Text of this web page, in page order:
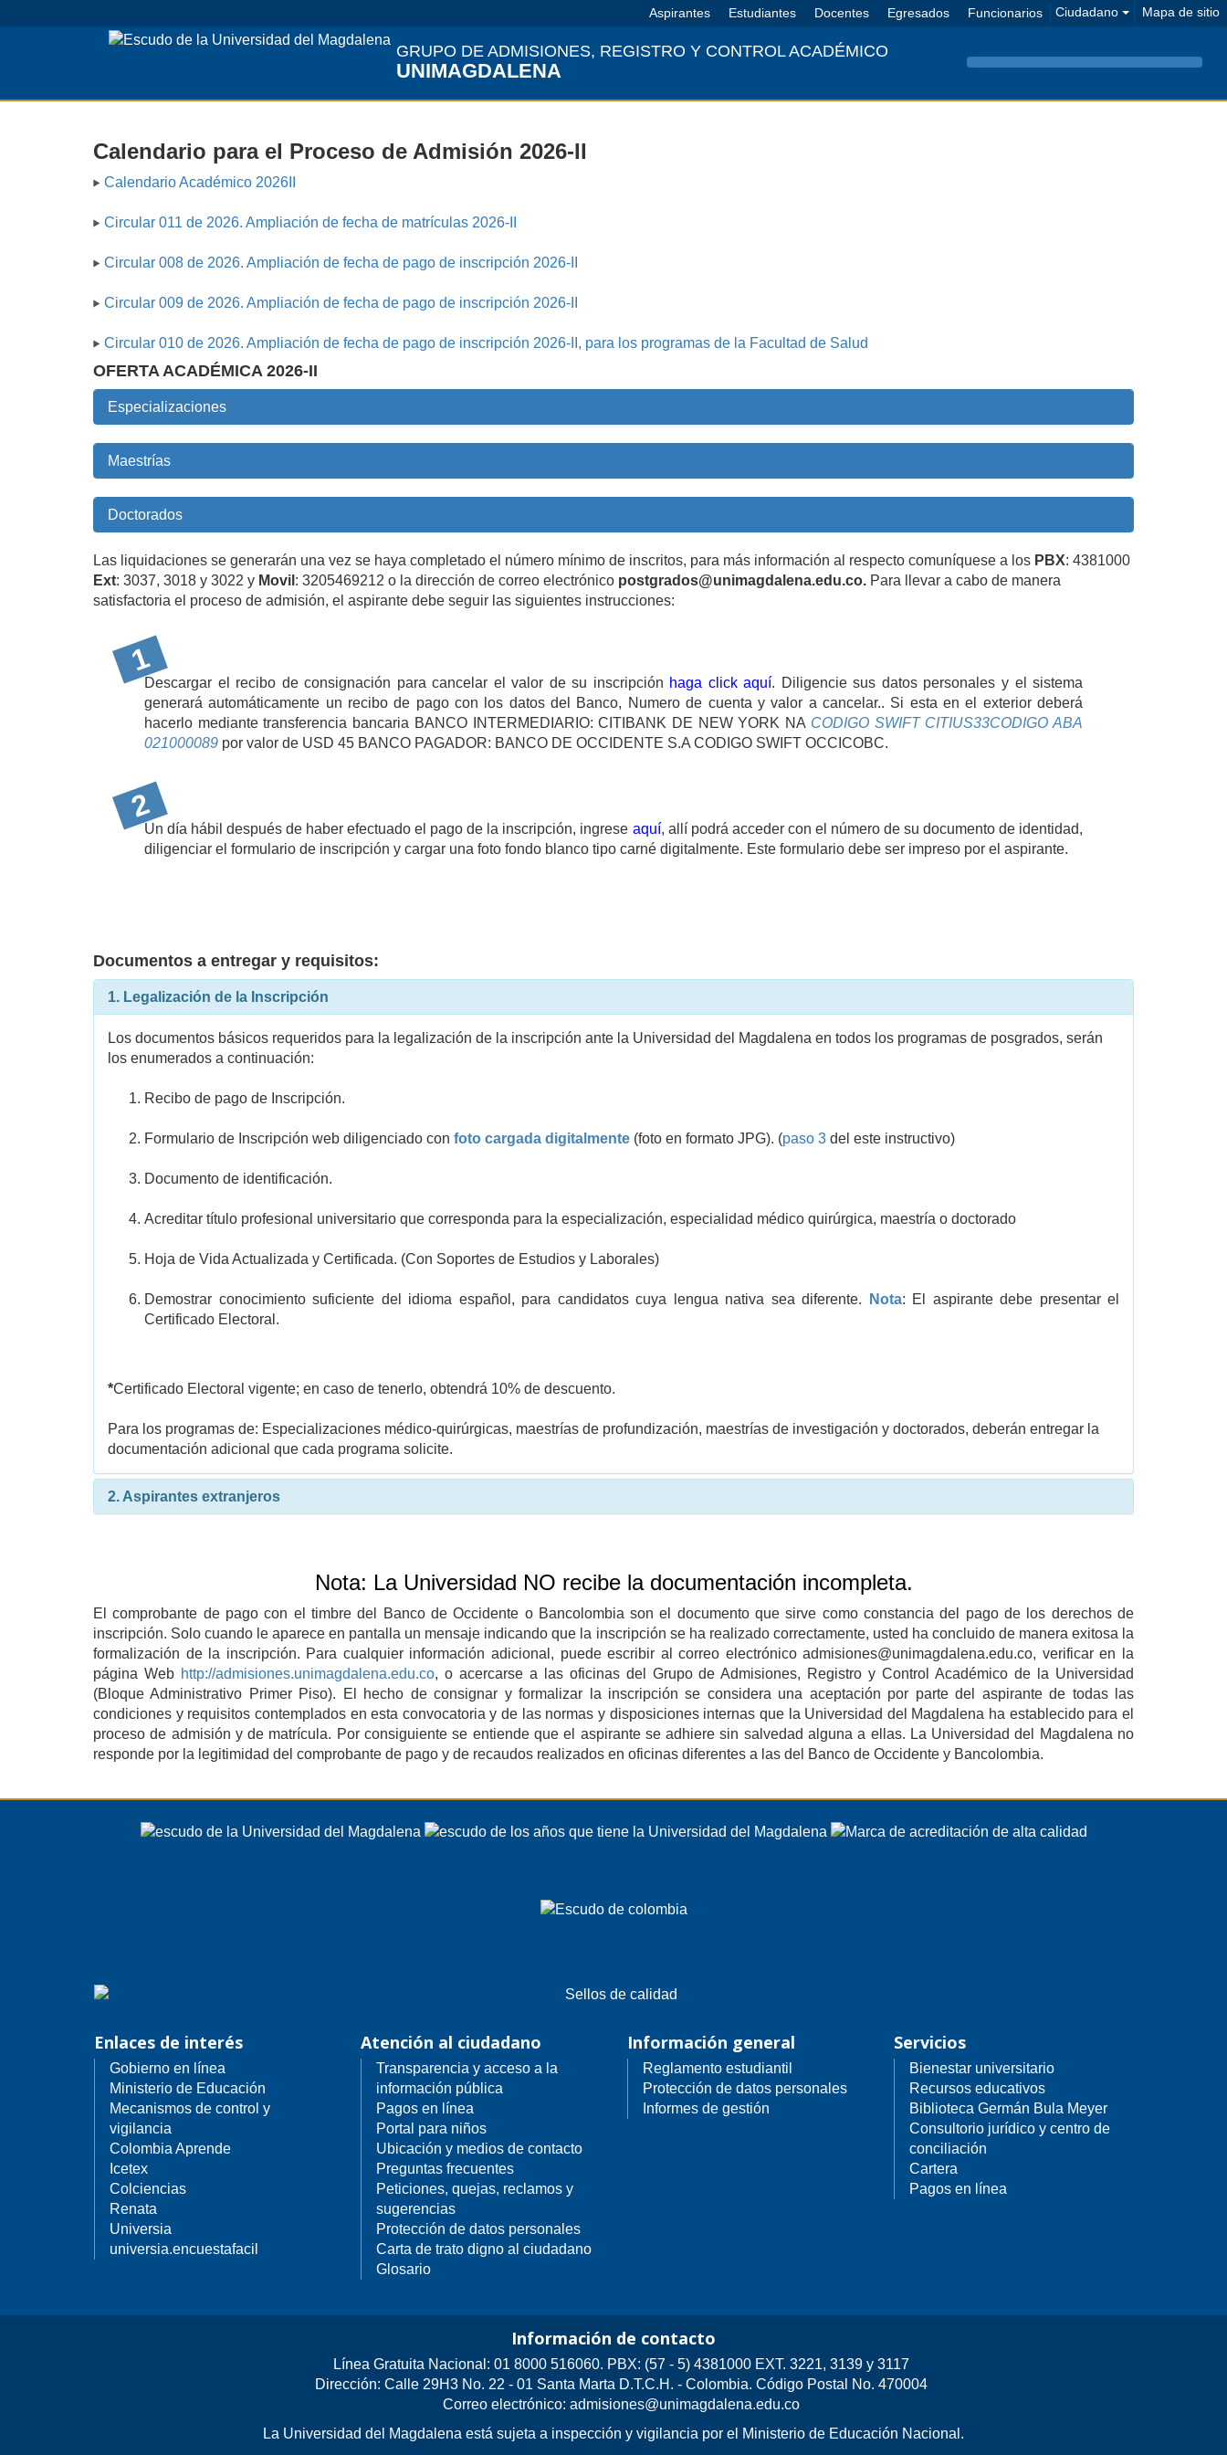
Instagram
Youtube
Aspirantes Estudiantes Docentes Egresados Funcionarios Ciudadano Mapa de sitio
GRUPO DE ADMISIONES, REGISTRO Y CONTROL ACADÉMICO
UNIMAGDALENA
Calendario para el Proceso de Admisión 2026-II
Calendario Académico 2026II
Circular 011 de 2026. Ampliación de fecha de matrículas 2026-II
Circular 008 de 2026. Ampliación de fecha de pago de inscripción 2026-II
Circular 009 de 2026. Ampliación de fecha de pago de inscripción 2026-II
Circular 010 de 2026. Ampliación de fecha de pago de inscripción 2026-II, para los programas de la Facultad de Salud
OFERTA ACADÉMICA 2026-II
Especializaciones
Maestrías
Doctorados
Las liquidaciones se generarán una vez se haya completado el número mínimo de inscritos, para más información al respecto comuníquese a los PBX: 4381000
Ext: 3037, 3018 y 3022 y Movil : 3205469212 o la dirección de correo electrónico postgrados@unimagdalena.edu.co. Para llevar a cabo de manera
satisfactoria el proceso de admisión, el aspirante debe seguir las siguientes instrucciones:
Descargar el recibo de consignación para cancelar el valor de su inscripción haga click aquí. Diligencie sus datos personales y el sistema
generará automáticamente un recibo de pago con los datos del Banco, Numero de cuenta y valor a cancelar.. Si esta en el exterior deberá
hacerlo mediante transferencia bancaria BANCO INTERMEDIARIO: CITIBANK DE NEW YORK NA CODIGO SWIFT CITIUS33CODIGO ABA
021000089 por valor de USD 45 BANCO PAGADOR: BANCO DE OCCIDENTE S.A CODIGO SWIFT OCCICOBC.
Un día hábil después de haber efectuado el pago de la inscripción, ingrese aquí, allí podrá acceder con el número de su documento de identidad,
diligenciar el formulario de inscripción y cargar una foto fondo blanco tipo carné digitalmente. Este formulario debe ser impreso por el aspirante.
Documentos a entregar y requisitos:
1. Legalización de la Inscripción
Los documentos básicos requeridos para la legalización de la inscripción ante la Universidad del Magdalena en todos los programas de posgrados, serán
los enumerados a continuación:
Recibo de pago de Inscripción.
Formulario de Inscripción web diligenciado con foto cargada digitalmente (foto en formato JPG). (paso 3 del este instructivo)
Documento de identificación.
Acreditar título profesional universitario que corresponda para la especialización, especialidad médico quirúrgica, maestría o doctorado
Hoja de Vida Actualizada y Certificada. (Con Soportes de Estudios y Laborales)
Demostrar conocimiento suficiente del idioma español, para candidatos cuya lengua nativa sea diferente. Nota: El aspirante debe presentar el
Certificado Electoral.
*Certificado Electoral vigente; en caso de tenerlo, obtendrá 10% de descuento.
Para los programas de: Especializaciones médico-quirúrgicas, maestrías de profundización, maestrías de investigación y doctorados, deberán entregar la
documentación adicional que cada programa solicite.
2. Aspirantes extranjeros
Nota: La Universidad NO recibe la documentación incompleta.
El comprobante de pago con el timbre del Banco de Occidente o Bancolombia son el documento que sirve como constancia del pago de los derechos de
inscripción. Solo cuando le aparece en pantalla un mensaje indicando que la inscripción se ha realizado correctamente, usted ha concluido de manera exitosa la
formalización de la inscripción. Para cualquier información adicional, puede escribir al correo electrónico admisiones@unimagdalena.edu.co, verificar en la
página Web http://admisiones.unimagdalena.edu.co, o acercarse a las oficinas del Grupo de Admisiones, Registro y Control Académico de la Universidad
(Bloque Administrativo Primer Piso). El hecho de consignar y formalizar la inscripción se considera una aceptación por parte del aspirante de todas las
condiciones y requisitos contemplados en esta convocatoria y de las normas y disposiciones internas que la Universidad del Magdalena ha establecido para el
proceso de admisión y de matrícula. Por consiguiente se entiende que el aspirante se adhiere sin salvedad alguna a ellas. La Universidad del Magdalena no
responde por la legitimidad del comprobante de pago y de recaudos realizados en oficinas diferentes a las del Banco de Occidente y Bancolombia.
Enlaces de interés
Gobierno en línea
Ministerio de Educación
Mecanismos de control y
vigilancia
Colombia Aprende
Icetex
Colciencias
Renata
Universia
universia.encuestafacil
Atención al ciudadano
Transparencia y acceso a la
información pública
Pagos en línea
Portal para niños
Ubicación y medios de contacto
Preguntas frecuentes
Peticiones, quejas, reclamos y
sugerencias
Protección de datos personales
Carta de trato digno al ciudadano
Glosario
Información general
Reglamento estudiantil
Protección de datos personales
Informes de gestión
Servicios
Bienestar universitario
Recursos educativos
Biblioteca Germán Bula Meyer
Consultorio jurídico y centro de
conciliación
Cartera
Pagos en línea
Información de contacto
Línea Gratuita Nacional: 01 8000 516060. PBX: (57 - 5) 4381000 EXT. 3221, 3139 y 3117
Dirección: Calle 29H3 No. 22 - 01 Santa Marta D.T.C.H. - Colombia. Código Postal No. 470004
Correo electrónico: admisiones@unimagdalena.edu.co
La Universidad del Magdalena está sujeta a inspección y vigilancia por el Ministerio de Educación Nacional.